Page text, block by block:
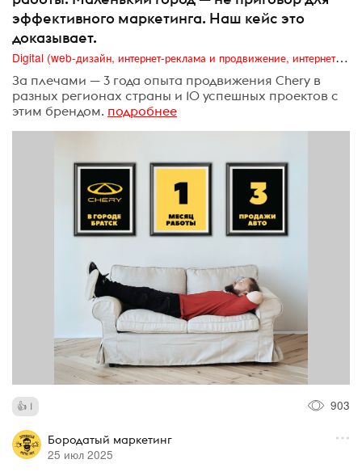
эффективного маркетинга. Наш кейс это
доказывает.
Digital (web-дизайн, интернет-реклама и продвижение, интернет-сообщества и блоги, интернет-коммуникации, мобильный маркетинг, реклама на цифровых экранах)
За плечами — 3 года опыта продвижения Chery в
разных регионах страны и 10 успешных проектов с
этим брендом. подробнее
1 903
Бородатый маркетинг
25 июл 2025